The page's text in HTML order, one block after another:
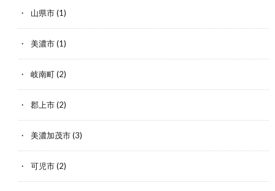
山県市(1)
美濃市(1)
岐南町(2)
郡上市(2)
美濃加茂市(3)
可児市(2)